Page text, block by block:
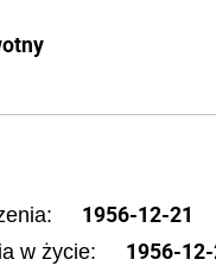
1956-12-21
w życie: 1956-12-